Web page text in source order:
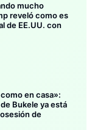
mucho
reveló como es
de EE.UU. con
en casa»:
Bukele ya está
de